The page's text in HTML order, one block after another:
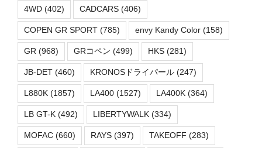
4WD (402) CADCARS (406)
COPEN GR SPORT (785) envy Kandy Color (158)
GR (968) GRコペン (499) HKS (281)
JB-DET (460) KRONOSドライパール (247)
L880K (1857) LA400 (1527) LA400K (364)
LB GT-K (492) LIBERTYWALK (334)
MOFAC (660) RAYS (397) TAKEOFF (283)